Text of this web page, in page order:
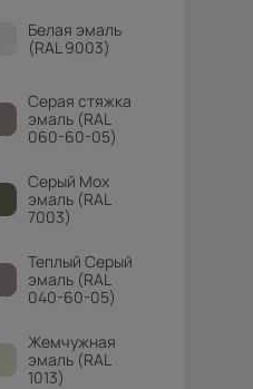
Белая эмаль
(RAL 9003)
Серая стяжка
эмаль (RAL
060-60-05)
Серый Мох
эмаль (RAL
7003)
Теплый Серый
эмаль (RAL
040-60-05)
Жемчужная
эмаль (RAL
1013)